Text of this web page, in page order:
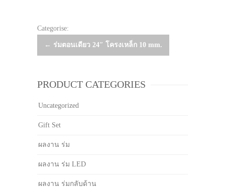
Categorise:
Post
← ร่มตอนเดียว 24″ โครงเหล็ก 10 mm.
PRODUCT CATEGORIES
Uncategorized
Gift Set
ผลงาน ร่ม
ผลงาน ร่ม LED
ผลงาน ร่มกลับด้าน